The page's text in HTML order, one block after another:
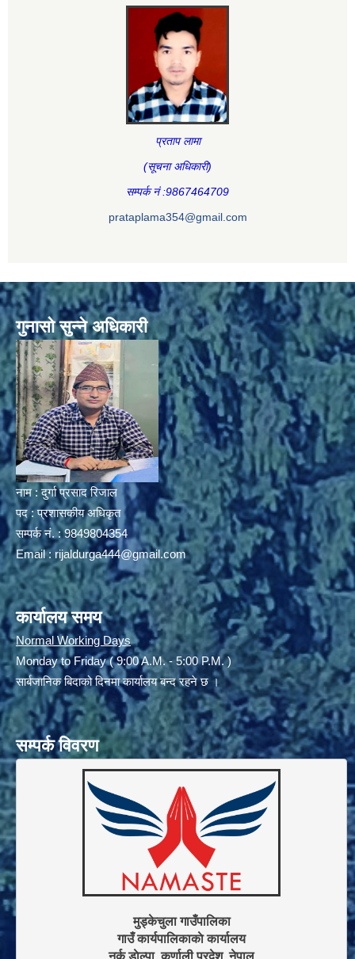
प्रताप लामा
(सूचना अधिकारी)
सम्पर्क नं :9867464709
prataplama354@gmail.com
गुनासो सुन्ने अधिकारी
नाम : दुर्गा प्रसाद रिजाल
पद : प्रशासकीय अधिकृत
सम्पर्क नं. : 9849804354
Email : rijaldurga444@gmail.com
कार्यालय समय
Normal Working Days
Monday to Friday ( 9:00 A.M. - 5:00 P.M. )
सार्बजानिक बिदाको दिनमा कार्यालय बन्द रहने छ ।
सम्पर्क विवरण
मुड्केचुला गाउँपालिका
गाउँ कार्यपालिकाकाे कार्यालय